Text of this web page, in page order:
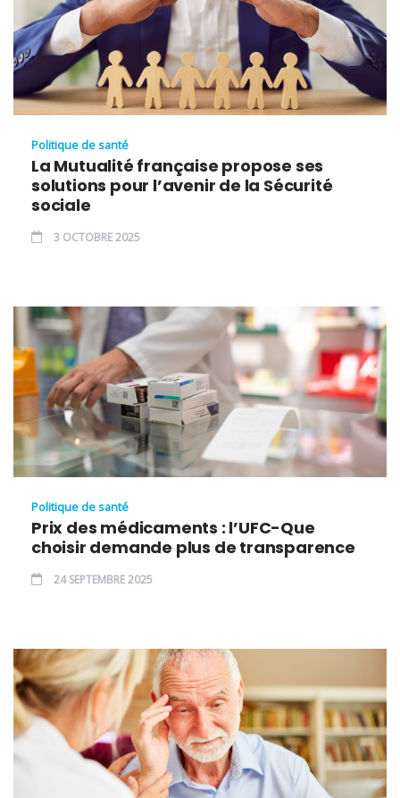
Politique de santé
La Mutualité française propose ses
solutions pour l’avenir de la Sécurité
sociale
3 OCTOBRE 2025
Politique de santé
Prix des médicaments : l’UFC-Que
choisir demande plus de transparence
24 SEPTEMBRE 2025